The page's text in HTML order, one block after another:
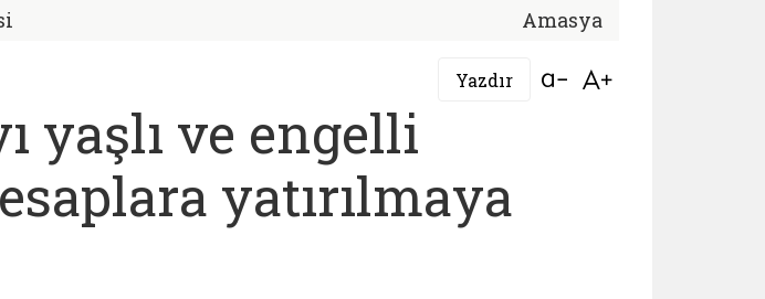
Amasya
Yazdır Bağlantıyı aç
yaşlı ve engelli
yatırılmaya